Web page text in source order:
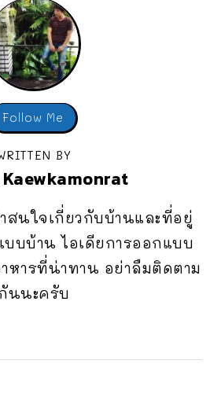
Follow Me
BY
สนใจเกี่ยวกับบ้านและที่อยู่
บบบ้าน ไอเดียการออกแบบ
หารที่น่าทาน อย่าลืมติดตาม
นนะครับ